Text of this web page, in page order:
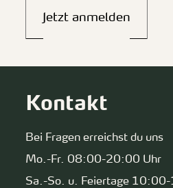
Jetzt anmelden
Kontakt
Bei Fragen erreichst du uns
Mo.-Fr. 08:00-20:00 Uhr
Sa.-So. u. Feiertage